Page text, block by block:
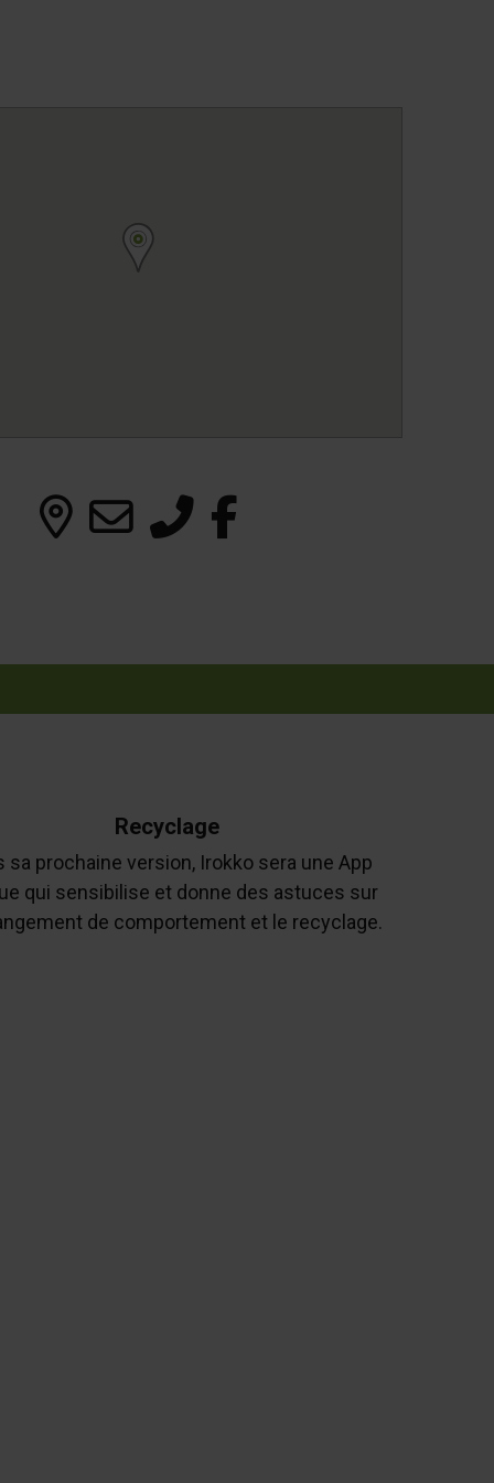
Recyclage
sa prochaine version, Irokko sera une App
qui sensibilise et donne des astuces sur
de comportement et le recyclage.